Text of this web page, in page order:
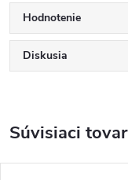
Hodnotenie
Diskusia
Súvisiaci tovar